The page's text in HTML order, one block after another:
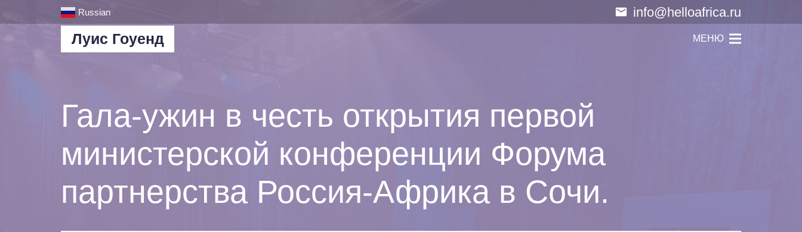
Russian ▼ email info@helloafrica.ru
Луис Гоуенд МЕНЮ
Гала-ужин в честь открытия первой
министерской конференции Форума
партнерства Россия-Африка в Сочи.